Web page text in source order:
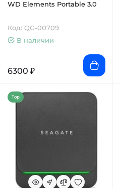
WD Elements Portable 3.0
Код: QG-00709
В наличии-
6300 ₽
Top